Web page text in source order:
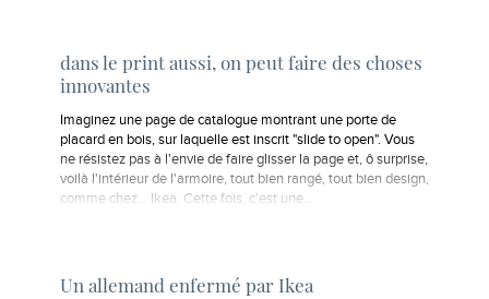
dans le print aussi, on peut faire des choses
innovantes
Imaginez une page de catalogue montrant une porte de
placard en bois, sur laquelle est inscrit "slide to open". Vous
ne résistez pas à l'envie de faire glisser la page et, ô surprise,
voilà l'intérieur de l'armoire, tout bien rangé, tout bien design,
comme chez... Ikea. Cette fois, c'est une…
Un allemand enfermé par Ikea